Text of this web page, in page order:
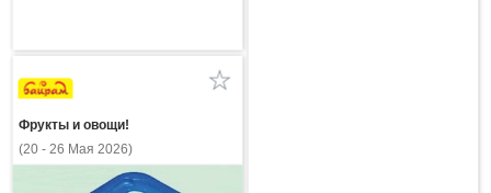
Фрукты и овощи!
(20 - 26 Мая 2026)